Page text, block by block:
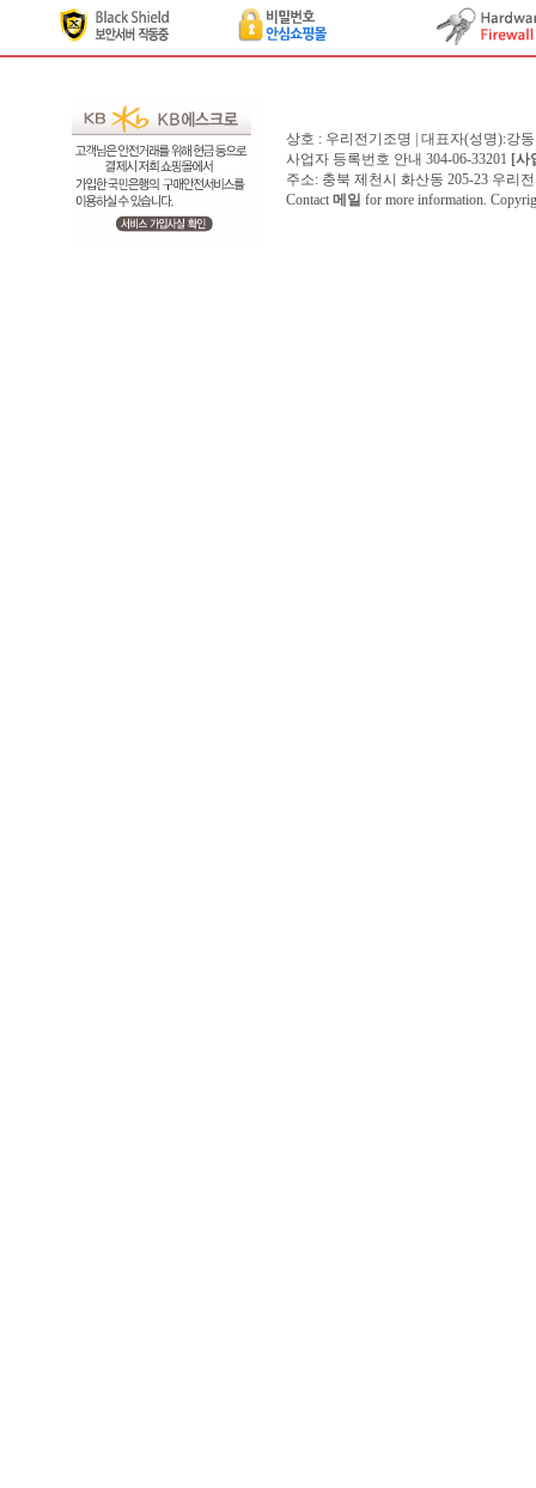
상호 : 우리전기조명 | 대표자(성명):강
사업자 등록번호 안내 304-06-33201 [사
주소: 충북 제천시 화산동 205-23 우리
Contact 메일 for more information.